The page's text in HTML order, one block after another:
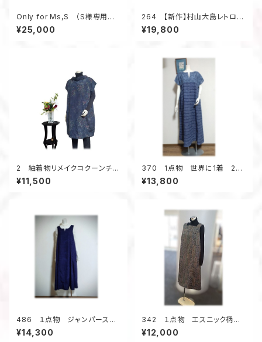
Only for Ms,S （S様専用ペ
ージの為、他のお客様はお買い
求め頂けません）
¥25,000
264 【新作】村山大島レトロな
衿のワンピース（紫・小花柄）
¥19,800
2 紬着物リメイクコクーンチュ
ニック（紺メランジ調／花柄）
¥11,500
370 1点物 世界に1着 2種
類の浴衣地リメイク 着ると可
愛い 幾何学柄 テントライン
¥13,800
486 １点物 ジャンパースカ
ート テントラインワンピース
紬着物リメイク 大きいサイ
¥14,300
342 １点物 エスニック柄
紬 Aラインワンピース ジャン
スカ オールシーズン 着物リ
¥12,000